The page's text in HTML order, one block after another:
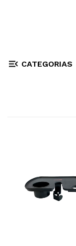
CATEGORIAS